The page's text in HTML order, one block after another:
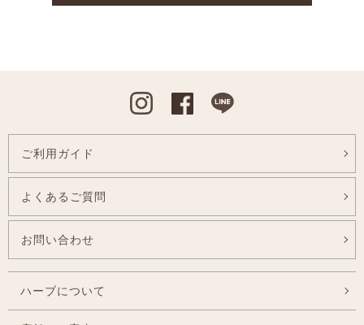
Instagram
ご利用ガイド
よくあるご質問
お問い合わせ
ハーブについて